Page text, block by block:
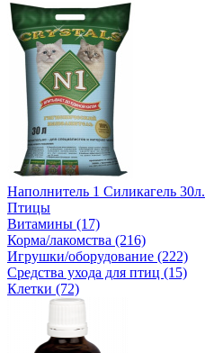
Наполнитель 1 Силикагель 30л.
Птицы
Витамины (17)
Корма/лакомства (216)
Игрушки/оборудование (222)
Средства ухода для птиц (15)
Клетки (72)